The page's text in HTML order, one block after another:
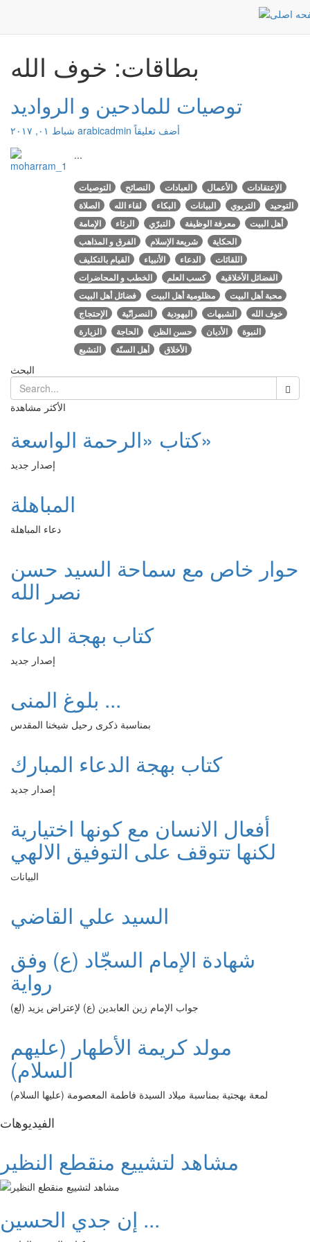
بطاقات: خوف الله
توصيات للمادحين و الرواديد
arabicadminأضف تعليقاً
...
التوصيات النصائح العبادات الأعمال
الإعتقادات
الصلاة
لقاء الله البكاء البيانات التربوي
التوحيد
الإمامة
الرثاء التبرّي معرفة الوظيفة
أهل البيت
الفرق و المذاهب
شريعة الإسلام
الحكاية
القيام بالتكليف
الأنبياء الدعاء
اللقائات
الخطب و المحاضرات
كسب العلم
الفضائل الأخلاقية
فضائل أهل البيت
مظلومية أهل البيت
محبة أهل البيت
الإحتجاج
النصرانّية اليهودية الشبهات
خوف الله
الزيارة
الحاجة حسن الظن الأديان
النبوة
التشيع
أهل السنّة الأخلاق
البحث
الأكثر مشاهدة
كتاب «الرحمة الواسعة»
إصدار جديد
المباهلة
دعاء المباهلة
حوار خاص مع سماحة السيد حسن
نصر الله
كتاب بهجة الدعاء
إصدار جديد
بلوغ المنى ...
بمناسبة ذكرى رحيل شيخنا المقدس
كتاب بهجة الدعاء المبارك
إصدار جديد
أفعال الانسان مع كونها اختيارية
لكنها تتوقف على التوفيق الالهي
البيانات
السيد علي القاضي
شهادة الإمام السجّاد (ع) وفق
رواية
جواب الإمام زين العابدين (ع) لإعتراض يزيد (لع)
مولد كريمة الأطهار (عليهم
السلام)
لمعة بهجتية بمناسبة ميلاد السيدة فاطمة المعصومة (عليها السلام)
الفیدیوهات
مشاهد لتشييع منقطع النظير
إن جدي الحسين ...